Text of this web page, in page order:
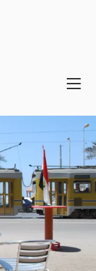
Main
Secondary
Navigation